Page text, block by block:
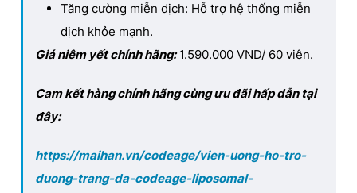
Tăng cường miễn dịch: Hỗ trợ hệ thống miễn
dịch khỏe mạnh.
Giá niêm yết chính hãng:1.590.000 VND/ 60 viên.
Cam kết hàng chính hãng cùng ưu đãi hấp dẫn tại
đây:
https://maihan.vn/codeage/vien-uong-ho-tro-
duong-trang-da-codeage-liposomal-